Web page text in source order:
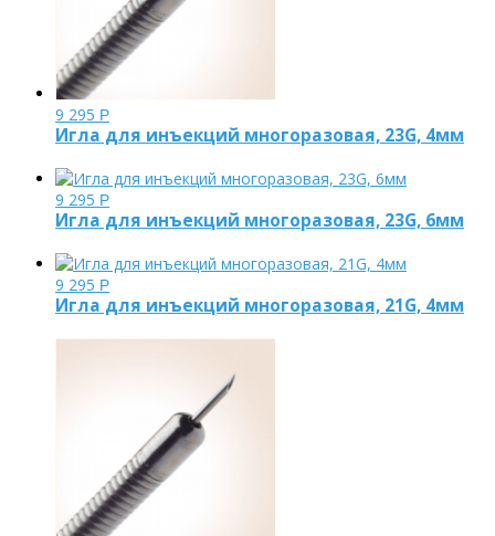
9 295 Р
Игла для инъекций многоразовая, 23G, 4мм
9 295 Р
Игла для инъекций многоразовая, 23G, 6мм
9 295 Р
Игла для инъекций многоразовая, 21G, 4мм